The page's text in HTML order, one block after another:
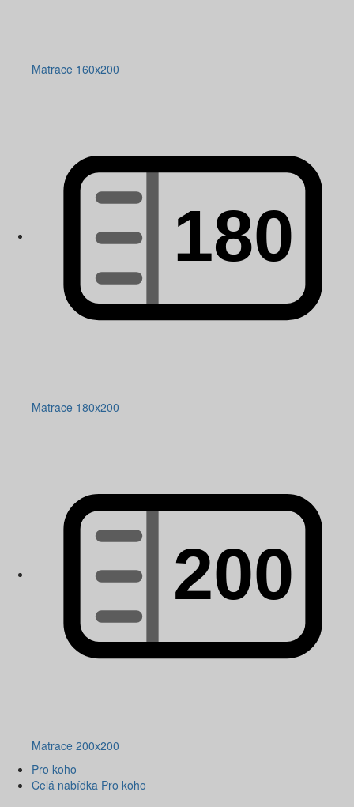
Matrace 160x200
Matrace 180x200
Matrace 200x200
Pro koho
Celá nabídka Pro koho